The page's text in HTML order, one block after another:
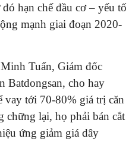
hạn chế đầu cơ – yếu tố
mạnh giai đoạn 2020-
Tuấn, Giám đốc
Batdongsan, cho hay
vay tới 70-80% giá trị căn
chững lại, họ phải bán cắt
ứng giảm giá dây
MIỄN PHÍ